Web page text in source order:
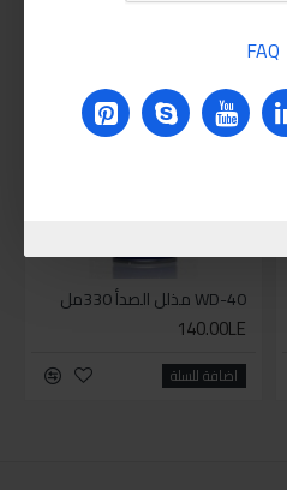
FAQ
للاسف غير متوفر حاليا
WD-40 مذلل الصدأ 330مل
140.00LE
اضافة للسلة